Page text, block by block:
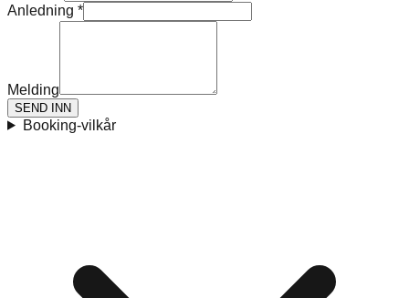
Anledning *
Melding
SEND INN
Booking-vilkår